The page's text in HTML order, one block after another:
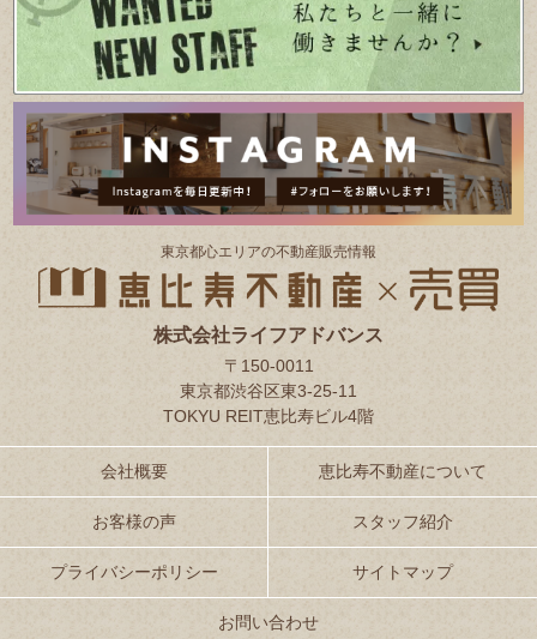
東京都⼼エリアの不動産販売情報
株式会社ライフアドバンス
〒150-0011
東京都渋谷区東3-25-11
TOKYU REIT恵比寿ビル4階
会社概要 恵比寿不動産について
お客様の声 スタッフ紹介
プライバシーポリシー サイトマップ
お問い合わせ